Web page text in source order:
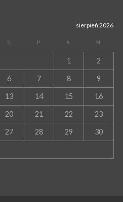
sierpień 2026
C P S N
1 2
6 7 8 9
13 14 15 16
20 21 22 23
27 28 29 30